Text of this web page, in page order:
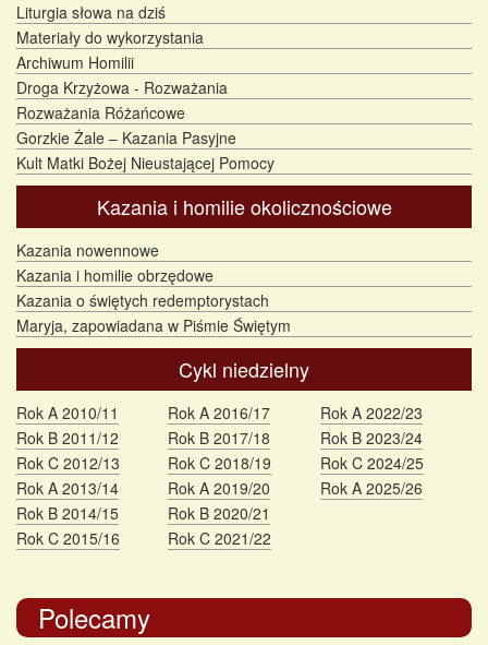
Liturgia słowa na dziś
Materiały do wykorzystania
Archiwum Homilii
Droga Krzyżowa - Rozważania
Rozważania Różańcowe
Gorzkie Żale – Kazania Pasyjne
Kult Matki Bożej Nieustającej Pomocy
Kazania i homilie okolicznościowe
Kazania nowennowe
Kazania i homilie obrzędowe
Kazania o świętych redemptorystach
Maryja, zapowiadana w Piśmie Świętym
Cykl niedzielny
Rok A 2010/11
Rok B 2011/12
Rok C 2012/13
Rok A 2013/14
Rok B 2014/15
Rok C 2015/16
Rok A 2016/17
Rok B 2017/18
Rok C 2018/19
Rok A 2019/20
Rok B 2020/21
Rok C 2021/22
Rok A 2022/23
Rok B 2023/24
Rok C 2024/25
Rok A 2025/26
Polecamy